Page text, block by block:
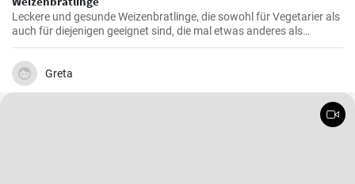
Leckere und gesunde Weizenbratlinge, die sowohl für Vegetarier als
auch für diejenigen geeignet sind, die mal etwas anderes als
normale Fleischbratlinge genießen möchten.
Greta